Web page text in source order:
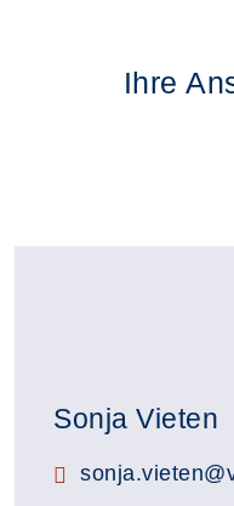
Ihre
Sonja Vieten
E-Mail: